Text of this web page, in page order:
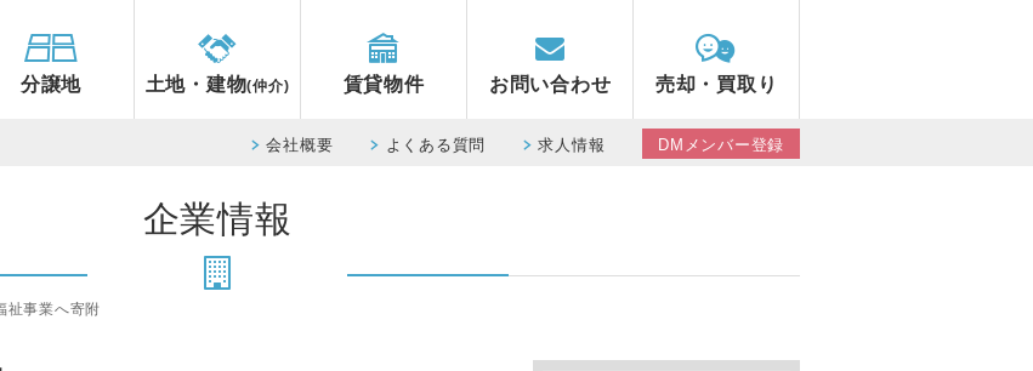
分譲地 土地・建物(仲介) 賃貸物件 お問い合わせ 売却・買取り
会社概要 よくある質問 求人情報 DMメンバー登録
企業情報
祉事業へ寄附